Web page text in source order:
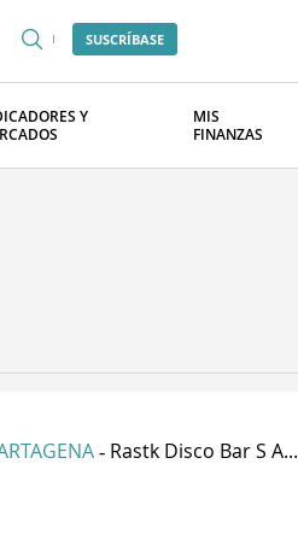
SUSCRÍBASE
Y
MIS
FINANZAS
- Rastk Disco Bar S A...